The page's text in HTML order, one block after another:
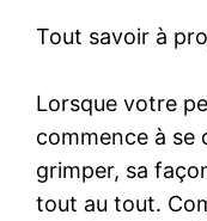
Tout savoir à
Lorsque votre
commence à se
grimper, sa
tout au tout.